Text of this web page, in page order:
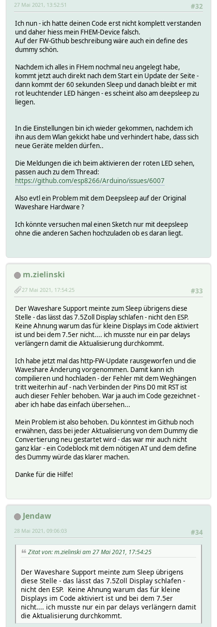
#32
27 Mai 2021, 13:52:51
Ich nun - ich hatte deinen Code erst nicht komplett verstanden
und daher hiess mein FHEM-Device falsch.
Auf der FW-Gthub beschreibung wäre auch ein define des
dummy schön.
Nachdem ich alles in FHem nochmal neu angelegt habe,
kommt jetzt auch direkt nach dem Start ein Update der Seite -
dann kommt der 60 sekunden Sleep und danach bleibt er mit
rot leuchtender LED hängen - es scheint also am deepsleep zu
liegen.
In die Einstellungen bin ich wieder gekommen, nachdem ich
ihn aus dem Wlan gekickt habe und verhindert habe, dass sich
neue Geräte melden dürfen..
Die Meldungen die ich beim aktivieren der roten LED sehen,
passen auch zu dem Thread:
https://github.com/esp8266/Arduino/issues/6007
Also evtl ein Problem mit dem Deepsleep auf der Original
Waveshare Hardware ?
Ich könnte versuchen mal einen Sketch nur mit deepsleep
ohne die anderen Sachen hochzuladen ob es daran liegt.
m.zielinski
#33
27 Mai 2021, 17:54:25
Der Waveshare Support meinte zum Sleep übrigens diese
Stelle - das lässt das 7.5Zoll Display schlafen - nicht den ESP.
Keine Ahnung warum das für kleine Displays im Code aktiviert
ist und bei dem 7.5er nicht.... ich musste nur ein par delays
verlängern damit die Aktualisierung durchkommt.
Ich habe jetzt mal das http-FW-Update rausgeworfen und die
Waveshare Änderung vorgenommen. Damit kann ich
compilieren und hochladen - der Fehler mit dem Weghängen
tritt weiterhin auf - nach Verbinden der Pins D0 mit RST ist
auch dieser Fehler behoben. War ja auch im Code gezeichnet -
aber ich habe das einfach übersehen...
Mein Problem ist also behoben. Du könntest im Github noch
erwähnen, dass bei jeder Aktualisierung von dem Dummy die
Convertierung neu gestartet wird - das war mir auch nicht
ganz klar - ein Codeblock mit dem nötigen AT und dem define
des Dummy würde das klarer machen.
Danke für die Hilfe!
Jendaw
#34
28 Mai 2021, 09:06:03
Zitat von: m.zielinski am 27 Mai 2021, 17:54:25
Der Waveshare Support meinte zum Sleep übrigens
diese Stelle - das lässt das 7.5Zoll Display schlafen -
nicht den ESP. Keine Ahnung warum das für kleine
Displays im Code aktiviert ist und bei dem 7.5er
nicht.... ich musste nur ein par delays verlängern damit
die Aktualisierung durchkommt.